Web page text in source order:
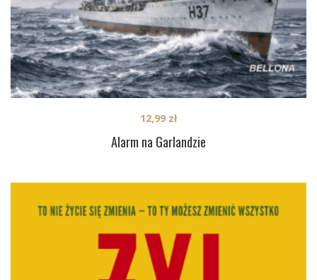
Alarm na Garlandzie
12,99 zł